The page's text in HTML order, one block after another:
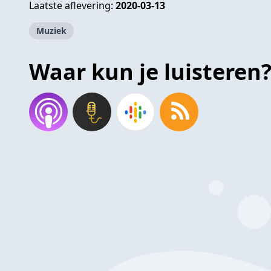
Laatste aflevering: 2020-03-13
Muziek
Waar kun je luisteren?